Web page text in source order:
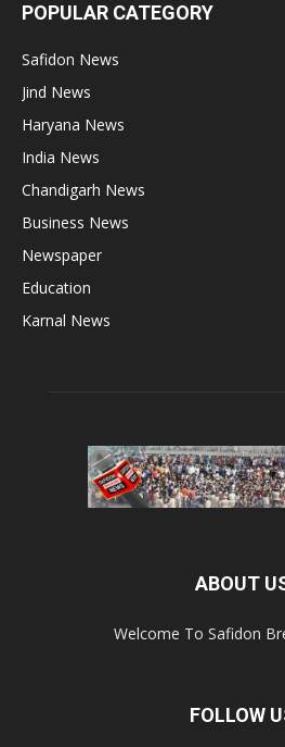
POPULAR CATEGORY
Safidon News
Jind News
Haryana News
India News
Chandigarh News
Business News
Newspaper
Education
Karnal News
ABOUT
Welcome To Safidon
FOLLOW